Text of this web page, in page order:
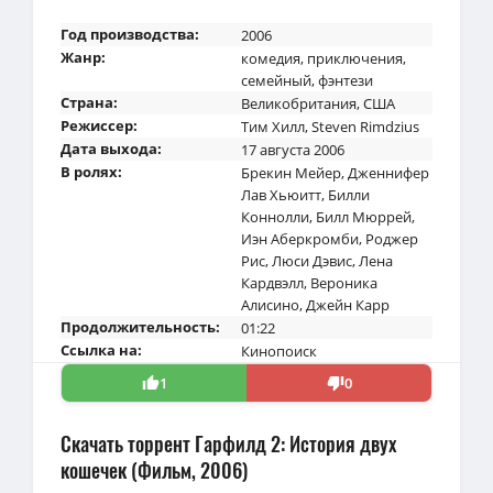
Год производства:
2006
Жанр:
комедия, приключения,
семейный,фэнтези
Страна:
Великобритания,США
Режиссер:
Тим Хилл,Steven Rimdzius
Дата выхода:
17 августа 2006
В ролях:
Брекин Мейер,Дженнифер
Лав Хьюитт, Билли
Коннолли, Билл Мюррей,
Иэн Аберкромби, Роджер
Рис,Люси Дэвис,Лена
Кардвэлл, Вероника
Алисино,Джейн Карр
Продолжительность:
01:22
Ссылка на:
Кинопоиск
1
0
Скачать торрент Гарфилд 2: История двух
кошечек (Фильм, 2006)